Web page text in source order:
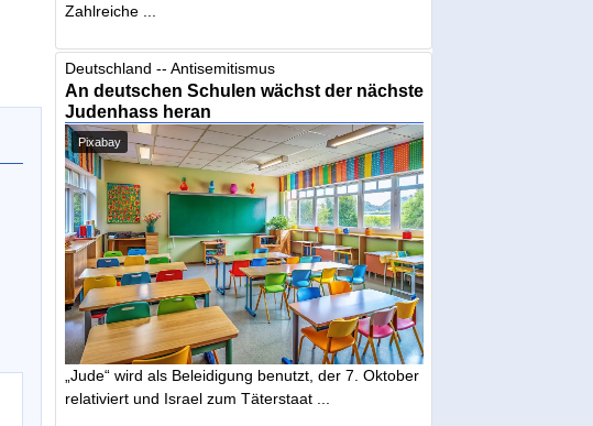
Zahlreiche ...
Deutschland -- Antisemitismus
An deutschen Schulen wächst der nächste
Judenhass heran
Pixabay
„Jude“ wird als Beleidigung benutzt, der 7. Oktober
relativiert und Israel zum Täterstaat ...